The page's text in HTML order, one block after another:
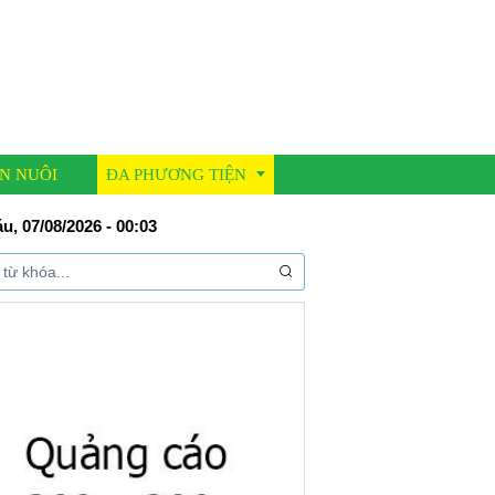
NUÔI ĐA PHƯƠNG TIỆN
Video clip
07/08/2026 - 00:03